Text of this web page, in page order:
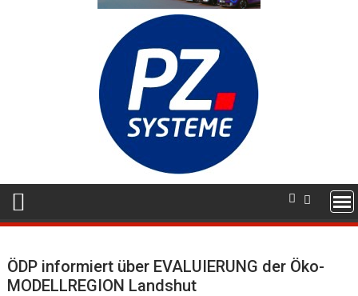
ÖDP informiert über EVALUIERUNG der Öko-
MODELLREGION Landshut